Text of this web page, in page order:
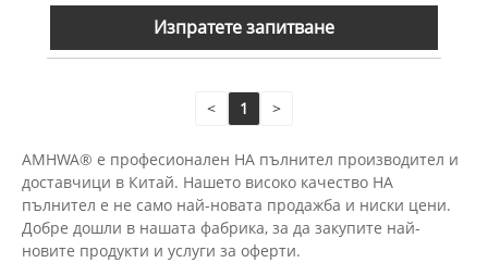
Изпратете запитване
< 1 >
AMHWA® е професионален HA пълнител производител и
доставчици в Китай. Нашето високо качество HA
пълнител е не само най-новата продажба и ниски цени.
Добре дошли в нашата фабрика, за да закупите най-
новите продукти и услуги за оферти.